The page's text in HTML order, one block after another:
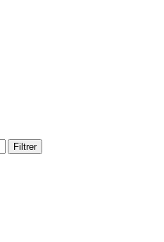
Filtrer